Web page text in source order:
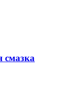
смазка